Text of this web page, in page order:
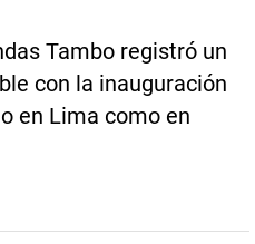
Tambo registró un
con la inauguración
en Lima como en